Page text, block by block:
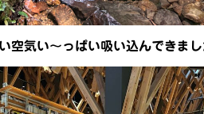
空気い〜っぱい吸い込んできま